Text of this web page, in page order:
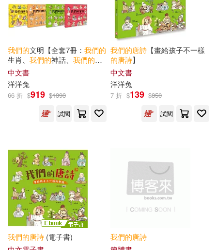
作者 (可複選)
洋洋兔(4)
出版社 (可複選)
四川少年兒童出版社(1)
小皇冠文化(1)
配送方式 (可複選)
我們的文明【全套7冊： 我們的
生肖、 我們的神話、 我們的節
日、我們
詩、我們
氣】
中文書
洋洋兔
66 折 $919 $1393
試閱
我們的唐詩 【畫給孩子不一樣
的唐詩】
中文書
洋洋兔
7 折 $139 $350
試閱
我們的唐詩 (電子書)
我們的唐詩